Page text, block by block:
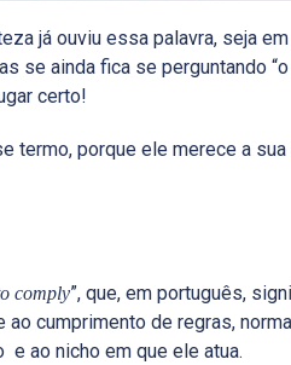
já ouviu essa palavra, seja
se ainda fica se perguntando
certo!
termo, porque ele merece a
comply”, que, em português,
cumprimento de regras,
ao nicho em que ele atua.